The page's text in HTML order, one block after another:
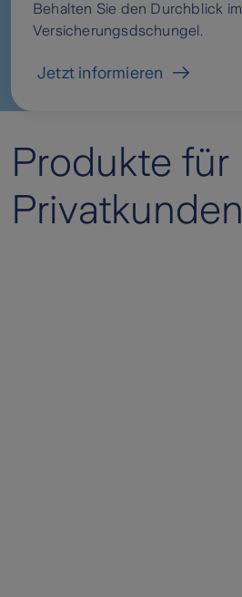
Behalten Sie den Durchblick im
Versicherungsdschungel.
Jetzt informieren
Produkte für
Privatkunden